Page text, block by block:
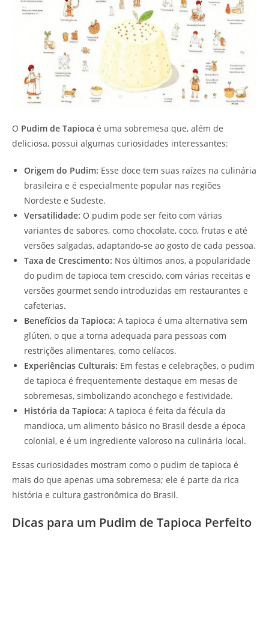
O Pudim de Tapioca é uma sobremesa que, além de
deliciosa, possui algumas curiosidades interessantes:
Origem do Pudim: Esse doce tem suas raízes na culinária
brasileira e é especialmente popular nas regiões
Nordeste e Sudeste.
Versatilidade: O pudim pode ser feito com várias
variantes de sabores, como chocolate, coco, frutas e até
versões salgadas, adaptando-se ao gosto de cada pessoa.
Taxa de Crescimento: Nos últimos anos, a popularidade
do pudim de tapioca tem crescido, com várias receitas e
versões gourmet sendo introduzidas em restaurantes e
cafeterias.
Benefícios da Tapioca: A tapioca é uma alternativa sem
glúten, o que a torna adequada para pessoas com
restrições alimentares, como celíacos.
Experiências Culturais: Em festas e celebrações, o pudim
de tapioca é frequentemente destaque em mesas de
sobremesas, simbolizando aconchego e festividade.
História da Tapioca: A tapioca é feita da fécula da
mandioca, um alimento básico no Brasil desde a época
colonial, e é um ingrediente valoroso na culinária local.
Essas curiosidades mostram como o pudim de tapioca é
mais do que apenas uma sobremesa; ele é parte da rica
história e cultura gastronômica do Brasil.
Dicas para um Pudim de Tapioca Perfeito